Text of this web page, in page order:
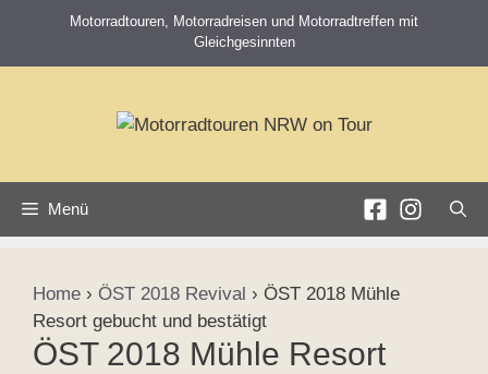
springen
Motorradtouren, Motorradreisen und Motorradtreffen mit
Gleichgesinnten
Menü
Home › ÖST 2018 Revival › ÖST 2018 Mühle
Resort gebucht und bestätigt
ÖST 2018 Mühle Resort